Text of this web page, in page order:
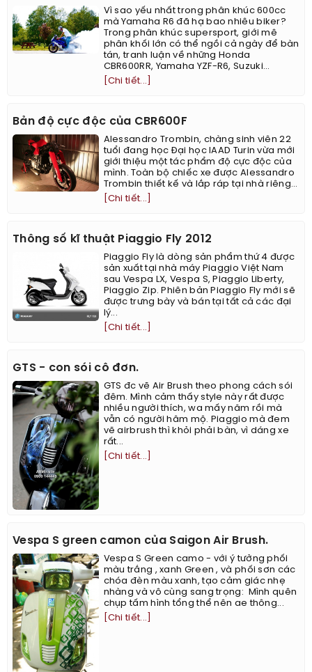
Vì sao yếu nhất trong phân khúc 600cc
mà Yamaha R6 đã hạ bao nhiêu biker?
Trong phân khúc supersport, giới mê
phân khối lớn có thể ngồi cả ngày để bàn
tán, tranh luận về những Honda
CBR600RR, Yamaha YZF-R6, Suzuki...
[Chi tiết...]
Bản độ cực độc của CBR600F
Alessandro Trombin, chàng sinh viên 22
tuổi đang học Đại học IAAD Turin vừa mới
giới thiệu một tác phẩm độ cực độc của
mình. Toàn bộ chiếc xe được Alessandro
Trombin thiết kế và lắp ráp tại nhà riêng...
[Chi tiết...]
Thông số kĩ thuật Piaggio Fly 2012
Piaggio Fly là dòng sản phẩm thứ 4 được
sản xuất tại nhà máy Piaggio Việt Nam
sau Vespa LX, Vespa S, Piaggio Liberty,
Piaggio Zip. Phiên bản Piaggio Fly mới sẽ
được trưng bày và bán tại tất cả các đại
lý...
[Chi tiết...]
GTS - con sói cô đơn.
GTS đc vẽ Air Brush theo phong cách sói
đêm. Mình cảm thấy style này rất được
nhiều người thích, wa mấy năm rồi mà
vẫn có người hâm mộ. Piaggio mà đem
vẽ airbrush thì khỏi phải bàn, vì dáng xe
rất...
[Chi tiết...]
Vespa S green camon của Saigon Air Brush.
Vespa S Green camo - với ý tưởng phối
màu trắng , xanh Green , và phối sơn các
chóa đèn màu xanh, tạo cảm giác nhẹ
nhàng và vô cùng sang trọng: ​​​​ ​Mình quên
chụp tấm hình tổng thể nên ae thông...
[Chi tiết...]